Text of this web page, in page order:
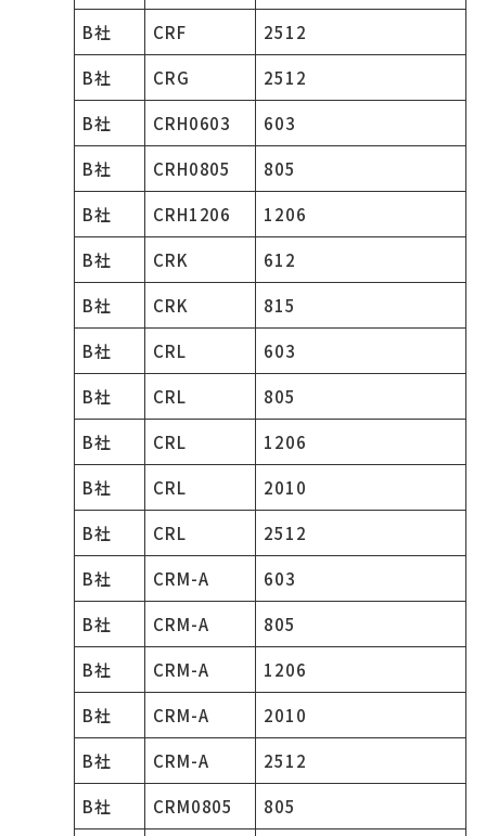
B社 CRF
2512
B社
CRG
2512
B社
CRH0603
603
B社
CRH0805
805
B社
CRH1206
1206
B社
CRK
612
B社
CRK
815
B社
CRL
603
B社
CRL
805
B社
CRL
1206
B社
CRL
2010
B社
CRL
2512
B社
CRM-A
603
B社
CRM-A
805
B社
CRM-A
1206
B社
CRM-A
2010
B社
CRM-A
2512
B社
CRM0805
805